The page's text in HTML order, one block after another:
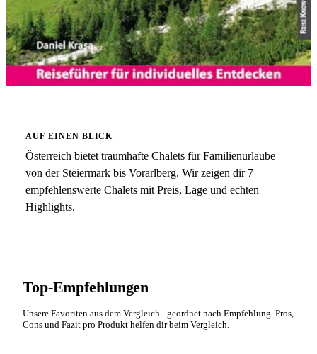
AUF EINEN BLICK
Österreich bietet traumhafte Chalets für Familienurlaube –
von der Steiermark bis Vorarlberg. Wir zeigen dir 7
empfehlenswerte Chalets mit Preis, Lage und echten
Highlights.
Top-Empfehlungen
Unsere Favoriten aus dem Vergleich - geordnet nach Empfehlung. Pros,
Cons und Fazit pro Produkt helfen dir beim Vergleich.